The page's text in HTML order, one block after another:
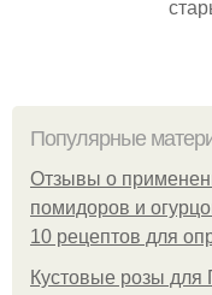
Популярные
Отзывы о
помидоров и
10 рецептов для
Кустовые розы для